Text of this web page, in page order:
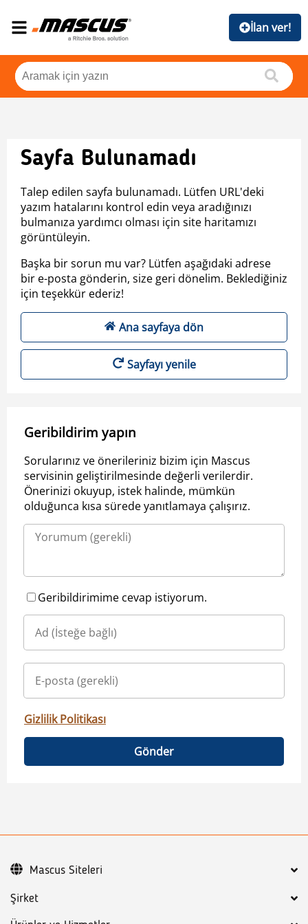
İlan ver!
Sayfa Bulunamadı
Talep edilen sayfa bulunamadı. Lütfen URL'deki
yazım hatalarını kontrol edin veya aradığınızı
bulmanıza yardımcı olması için site haritamızı
görüntüleyin.
Başka bir sorun mu var? Lütfen aşağıdaki adrese
bir e-posta gönderin, size geri dönelim. Beklediğiniz
için teşekkür ederiz!
Ana sayfaya dön
Sayfayı yenile
Geribildirim yapın
Sorularınız ve önerileriniz bizim için Mascus
servisinin geliştirilmesinde değerli verilerdir.
Önerinizi okuyup, istek halinde, mümkün
olduğunca kısa sürede yanıtlamaya çalışırız.
Geribildirimime cevap istiyorum.
Gizlilik Politikası
Gönder
Şirket
Mascus Siteleri